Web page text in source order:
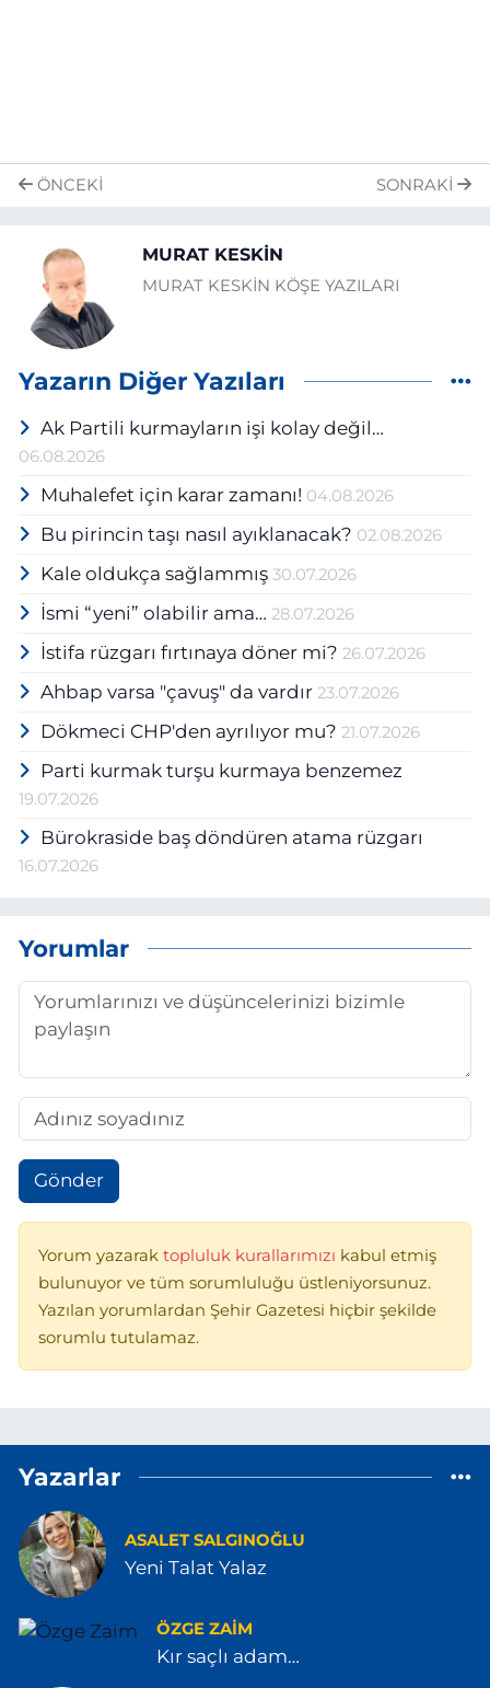
ÖNCEKI SONRAKI
MURAT KESKİN
MURAT KESKİN KÖŞE YAZILARI
Yazarın Diğer Yazıları
Ak Partili kurmayların işi kolay değil…
06.08.2026
Muhalefet için karar zamanı! 04.08.2026
Bu pirincin taşı nasıl ayıklanacak? 02.08.2026
Kale oldukça sağlammış 30.07.2026
İsmi “yeni” olabilir ama… 28.07.2026
İstifa rüzgarı fırtınaya döner mi? 26.07.2026
Ahbap varsa "çavuş" da vardır 23.07.2026
Dökmeci CHP'den ayrılıyor mu? 21.07.2026
Parti kurmak turşu kurmaya benzemez
19.07.2026
Bürokraside baş döndüren atama rüzgarı
16.07.2026
Yorumlar
Gönder
Yorum yazarak topluluk kurallarımızı kabul etmiş
bulunuyor ve tüm sorumluluğu üstleniyorsunuz.
Yazılan yorumlardan Şehir Gazetesi hiçbir şekilde
sorumlu tutulamaz.
Yazarlar
ASALET SALGINOĞLU
Yeni Talat Yalaz
ÖZGE ZAIM
Kır saçlı adam…